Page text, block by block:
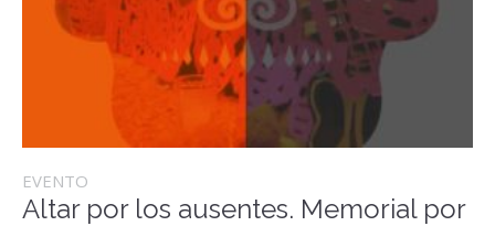
EVENTO
Altar por los ausentes. Memorial por